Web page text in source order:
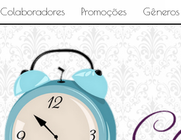
Colaboradores Promoções Gêneros